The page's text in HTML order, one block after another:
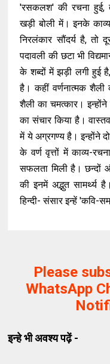
'रसकलश' की रचना हुई,
खड़ी बोली में। इनके
निरलंकार सौंदर्य है,
पदावली की छटा भी
के शब्दों में झड़ी लगी हुई
है। कहीं वर्णनात्मक शैली
शैली का चमत्कार। इन्होंने
का संचार किया है।
में ये अग्रगण्य है। इन्होंने
के वर्ण वृत्तों में काव्य-
सफलता मिली है। छन्दों
की इनमें अद्भुत सामर्थ्य
हिन्दी- संसार इन्हें 'कवि-
Please
WhatsApp
इन्हे भी अवश्य पढ़ें -